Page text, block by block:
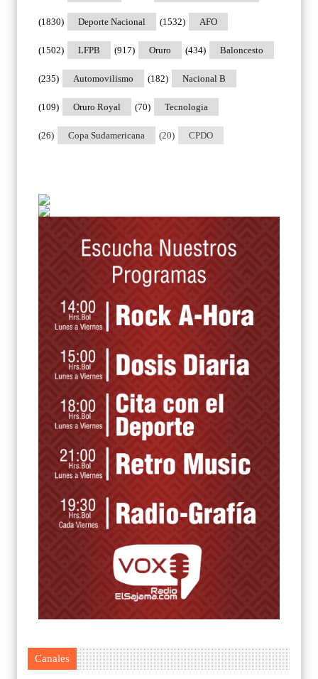
Deporte Nacional
(1830) AFO
(1532)
LFPB
(1502) Oruro
(917) Baloncesto
(434)
Automovilismo
(235) Nacional B
(182)
Oruro Royal
(109) Tecnologia
(70)
Copa Sudamericana
(26) CPDO
(20)
Canales